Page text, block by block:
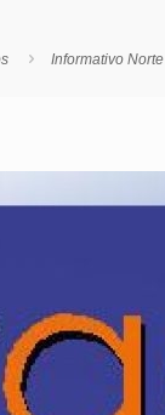
Informativo